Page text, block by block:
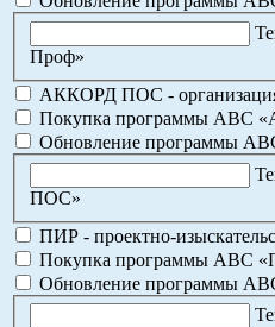
Проф»
АККОРД ПОС - организация
Покупка программы АВС
Обновление программы
ПОС»
ПИР - проектно-
Покупка программы АВС
Обновление программы